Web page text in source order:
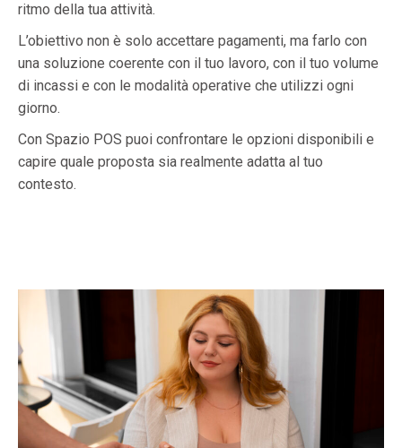
ritmo della tua attività.
L’obiettivo non è solo accettare pagamenti, ma farlo con
una soluzione coerente con il tuo lavoro, con il tuo volume
di incassi e con le modalità operative che utilizzi ogni
giorno.
Con Spazio POS puoi confrontare le opzioni disponibili e
capire quale proposta sia realmente adatta al tuo
contesto.